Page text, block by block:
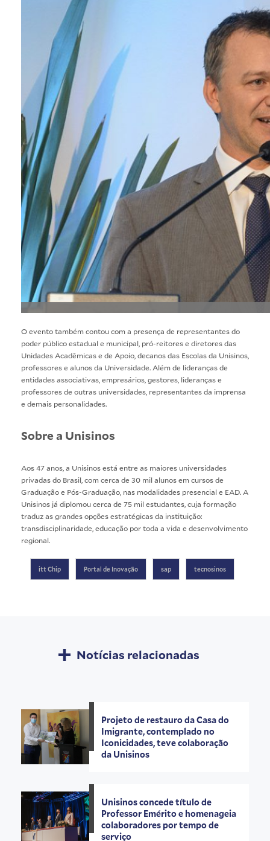
O evento também contou com a presença de representantes do
poder público estadual e municipal, pró-reitores e diretores das
Unidades Acadêmicas e de Apoio, decanos das Escolas da Unisinos,
professores e alunos da Universidade. Além de lideranças de
entidades associativas, empresários, gestores, lideranças e
professores de outras universidades, representantes da imprensa
e demais personalidades.
Sobre a Unisinos
Aos 47 anos, a Unisinos está entre as maiores universidades
privadas do Brasil, com cerca de 30 mil alunos em cursos de
Graduação e Pós-Graduação, nas modalidades presencial e EAD. A
Unisinos já diplomou cerca de 75 mil estudantes, cuja formação
traduz as grandes opções estratégicas da instituição:
transdisciplinaridade, educação por toda a vida e desenvolvimento
regional.
itt Chip Portal de Inovação sap tecnosinos
Notícias relacionadas
Projeto de restauro da Casa do
Imigrante, contemplado no
Iconicidades, teve colaboração
da Unisinos
Unisinos concede título de
Professor Emérito e homenageia
colaboradores por tempo de
serviço